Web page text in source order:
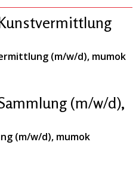
(m/w/d), mumok
(m/w/d),
(m/w/d), mumok